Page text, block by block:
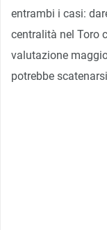
entrambi i casi:
centralità nel Toro
valutazione
potrebbe